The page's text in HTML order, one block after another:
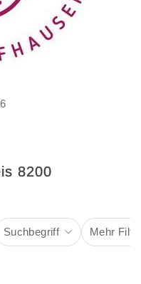
8200
Suchbegriff Mehr